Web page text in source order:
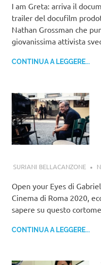
I am Greta: arriva il
trailer del docufilm
Nathan Grossman che
giovanissima attivista
CONTINUA A LEGGERE...
SURIANI BELLACANZONE
Open your Eyes di
Cinema di Roma 2020,
sapere su questo
CONTINUA A LEGGERE...